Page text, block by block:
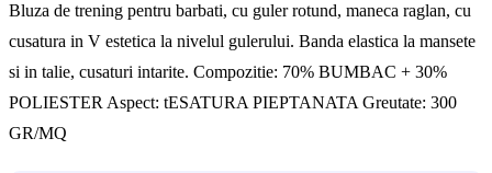
Bluza de trening pentru barbati, cu guler rotund, maneca raglan, cu
cusatura in V estetica la nivelul gulerului. Banda elastica la mansete
si in talie, cusaturi intarite. Compozitie: 70% BUMBAC + 30%
POLIESTER Aspect: tESATURA PIEPTANATA Greutate: 300
GR/MQ